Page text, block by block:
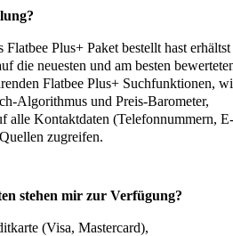
Plus+ Paket bestellt hast erhältst
die neuesten und am besten
Flatbee Plus+ Suchfunktionen,
Algorithmus und Preis-Barometer,
alle Kontaktdaten (Telefonnummern, E-
zugreifen.
stehen mir zur Verfügung?
(Visa, Mastercard),